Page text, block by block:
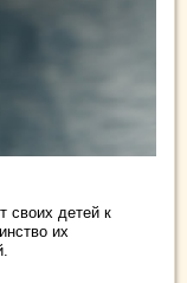
своих детей к
их